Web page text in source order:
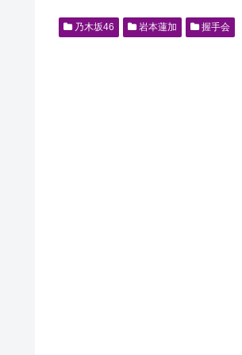
乃木坂46 岩本蓮加 握手会